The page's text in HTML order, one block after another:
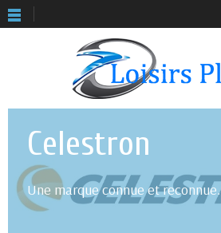
Celestron
Une marque connue et reconnue.